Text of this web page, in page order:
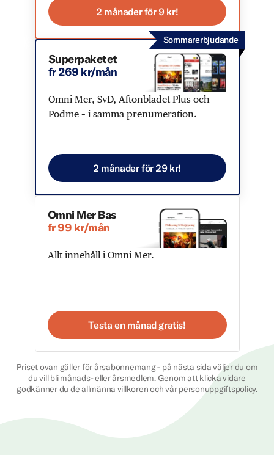
2 månader för 9 kr!
Sommarerbjudande
Superpaketet
fr 269 kr/mån
Omni Mer, SvD, Aftonbladet Plus och
Podme – i samma prenumeration.
2 månader för 29 kr!
Omni Mer Bas
fr 99 kr/mån
Allt innehåll i Omni Mer.
Testa en månad gratis!
Priset ovan gäller för årsabonnemang - på nästa sida väljer du om
du vill bli månads- eller årsmedlem. Genom att klicka vidare
godkänner du deallmänna villkorenoch vårpersonuppgiftspolicy.